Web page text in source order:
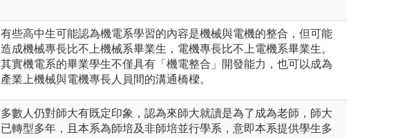
有些高中生可能認為機電系學習的內容是機械與電機的整合，但可能
造成機械專長比不上機械系畢業生，電機專長比不上電機系畢業生。
其實機電系的畢業學生不僅具有「機電整合」開發能力，也可以成為
產業上機械與電機專長人員間的溝通橋樑。
多數人仍對師大有既定印象，認為來師大就讀是為了成為老師，師大
已轉型多年，且本系為師培及非師培並行學系，意即本系提供學生多